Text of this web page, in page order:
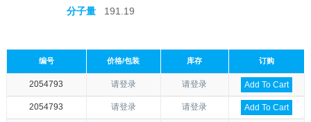
分子量 191.19
编号 价格/包装 库存 订购
2054793 请登录 请登录 Add To Cart
2054793 请登录 请登录 Add To Cart